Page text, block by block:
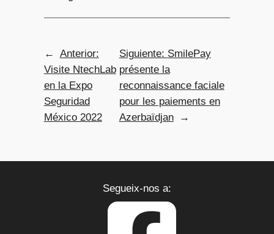
←
Anterior:
Visite NtechLab
en la Expo
Seguridad
México 2022
Siguiente: SmilePay
présente la
reconnaissance faciale
pour les paiements en
Azerbaïdjan
→
Segueix-nos a: